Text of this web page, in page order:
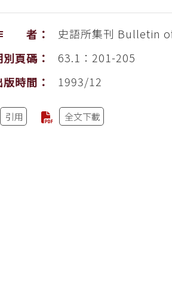
者： 史語所集刊 Bulletin
別頁碼：
63.1：201-205
版時間：
1993/12
引用 全文下載